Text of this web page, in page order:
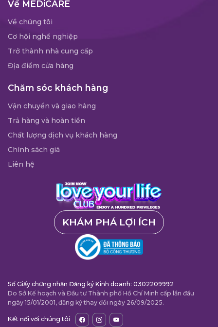
Về MEDiCARE
Về chúng tôi
Cơ hội nghề nghiệp
Trở thành nhà cung cấp
Địa điểm cửa hàng
Chăm sóc khách hàng
Vận chuyển và giao hàng
Trả hàng và hoàn tiền
Chất lượng dịch vụ khách hàng
Chính sách giá
Liên hệ
KHÁM PHÁ LỢI ÍCH
Số Giấy chứng nhận Đăng ký Kinh doanh: 0302209992
Do Sở Kế hoạch và Đầu tư Thành phố Hồ Chí Minh cấp lần đầu
ngày 15/01/2001, đăng ký thay đổi ngày 26/09/2025.
Kết nối với chúng tôi